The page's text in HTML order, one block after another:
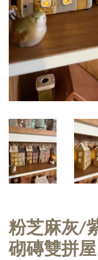
粉芝麻灰/
砌磚雙拼